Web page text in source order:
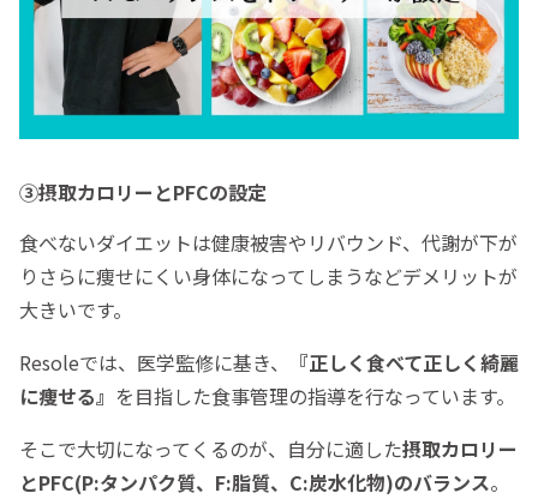
③摂取カロリーとPFCの設定
食べないダイエットは健康被害やリバウンド、代謝が下が
りさらに痩せにくい身体になってしまうなどデメリットが
大きいです。
Resoleでは、医学監修に基き、
『正しく食べて正しく綺麗
に痩せる』 を目指した食事管理の指導を行なっています。
そこで大切になってくるのが、自分に適した摂取カロリー
とPFC(P:タンパク質、F:脂質、C:炭水化物)のバランス。